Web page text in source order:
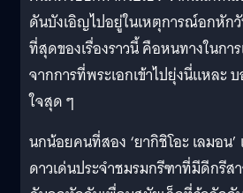
ดันบังเอิญไปอยู่ในเหตุการณ์อกหั
ที่สุดของเรื่องราวนี้ คือหนทางในก
จากการที่พระเอกเข้าไปยุ่งนี่แหละ
ใจสุด ๆ
นกน้อยคนที่สอง ‘ยากิชิโอะ เลมอน
ดาวเด่นประจำชมรมกรีฑาที่มีดีกรีส